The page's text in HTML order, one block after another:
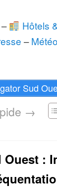
– Hôtels
–Météo
Sud
→
Ouest :